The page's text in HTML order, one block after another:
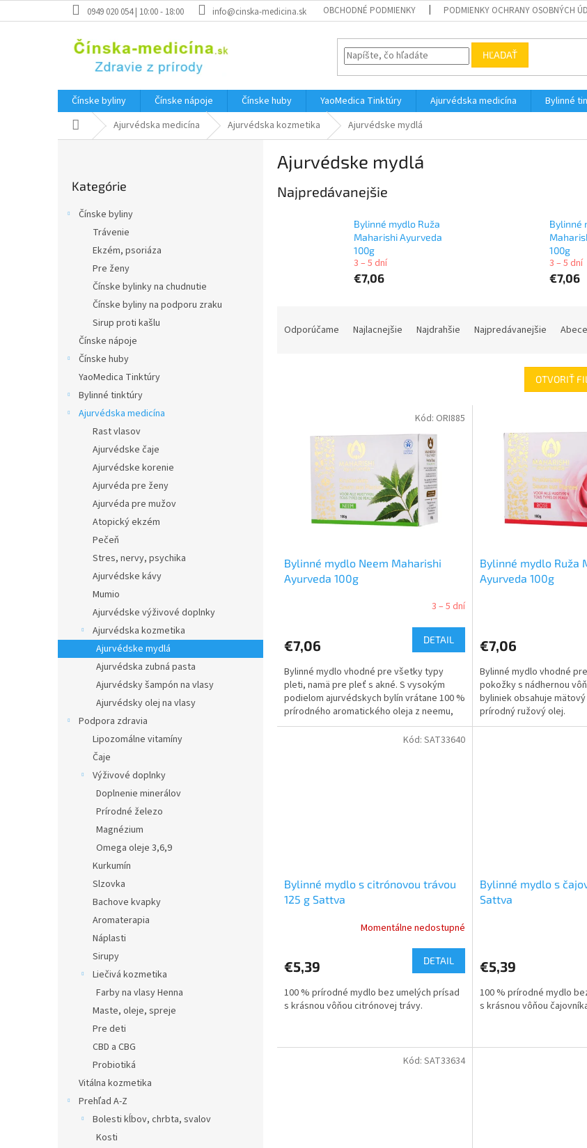
na
0949 020 054 | 10:00 - 18:00 info@cinska-medicina.sk OBCHODNÉ PODMIENKY PODMIENKY OCHRANY OSOBNÝCH
HĽADAŤ
Čínske byliny Čínske nápoje Čínske huby YaoMedica Tinktúry Ajurvédska medicína Bylinné
DomovAjurvédska medicína Ajurvédska kozmetika Ajurvédske mydlá
kategórie
Kategórie
Čínske byliny
Trávenie
Ekzém, psoriáza
Pre ženy
Čínske bylinky na chudnutie
Čínske byliny na podporu zraku
Sirup proti kašlu
Čínske nápoje
Čínske huby
YaoMedica Tinktúry
Bylinné tinktúry
Ajurvédska medicína
Rast vlasov
Ajurvédske čaje
Ajurvédske korenie
Ajurvéda pre ženy
Ajurvéda pre mužov
Atopický ekzém
Pečeň
Stres, nervy, psychika
Ajurvédske kávy
Mumio
Ajurvédske výživové doplnky
Ajurvédska kozmetika
Ajurvédske mydlá
Ajurvédska zubná pasta
Ajurvédsky šampón na vlasy
Ajurvédsky olej na vlasy
Podpora zdravia
Lipozomálne vitamíny
Čaje
Výživové doplnky
Doplnenie minerálov
Prírodné železo
Magnézium
Omega oleje 3,6,9
Kurkumín
Slzovka
Bachove kvapky
Aromaterapia
Náplasti
Sirupy
Liečivá kozmetika
Farby na vlasy Henna
Maste, oleje, spreje
Pre deti
CBD a CBG
Probiotiká
Vitálna kozmetika
Prehľad A-Z
Bolesti kĺbov, chrbta, svalov
Kosti
Ajurvédske mydlá
Najpredávanejšie
Bylinné mydlo Ruža
Maharishi Ayurveda
100g
3 – 5 dní
€7,06
Bylinné
100g
3 – 5 dní
€7,06
Odporúčame Najlacnejšie Najdrahšie Najpredávanejšie
OTVORIŤ
Bylinné mydlo Neem Maharishi
Ayurveda 100g
3 – 5 dní
€7,06 DETAIL
Bylinné mydlo vhodné pre všetky typy
pleti, namä pre pleť s akné. S vysokým
podielom ajurvédskych bylín vrátane 100 %
prírodného aromatického oleja z neemu,
bergamotu a gáfru.
Kód: ORI885
Bylinné mydlo Ruža
Ayurveda 100g
€7,06
Bylinné mydlo vhodné
pokožky s nádhernou
byliniek obsahuje mätový
prírodný ružový olej.
Bylinné mydlo s citrónovou trávou
125 g Sattva
Momentálne nedostupné
€5,39 DETAIL
100 % prírodné mydlo bez umelých prísad
s krásnou vôňou citrónovej trávy.
Kód: SAT33640
Bylinné mydlo s
Sattva
€5,39
100 % prírodné mydlo
s krásnou vôňou
Kód: SAT33634